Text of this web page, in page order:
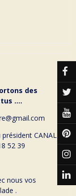
des
….
CANAL
52 39
nous vos
.